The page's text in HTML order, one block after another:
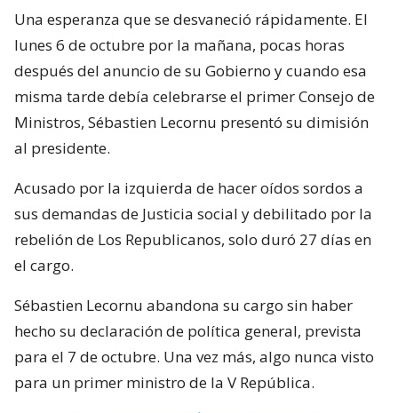
Una esperanza que se desvaneció rápidamente. El
lunes 6 de octubre por la mañana, pocas horas
después del anuncio de su Gobierno y cuando esa
misma tarde debía celebrarse el primer Consejo de
Ministros, Sébastien Lecornu presentó su dimisión
al presidente.
Acusado por la izquierda de hacer oídos sordos a
sus demandas de Justicia social y debilitado por la
rebelión de Los Republicanos, solo duró 27 días en
el cargo.
Sébastien Lecornu abandona su cargo sin haber
hecho su declaración de política general, prevista
para el 7 de octubre. Una vez más, algo nunca visto
para un primer ministro de la V República.